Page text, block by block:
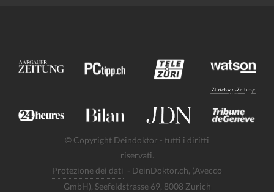
© Copyright Deindoktor - tutti i diritti
riservati.
Protezione dei dati - DeinDoktor.ch, (Avecco
GmbH), Seefeldstrasse 69, 8008 Zurich